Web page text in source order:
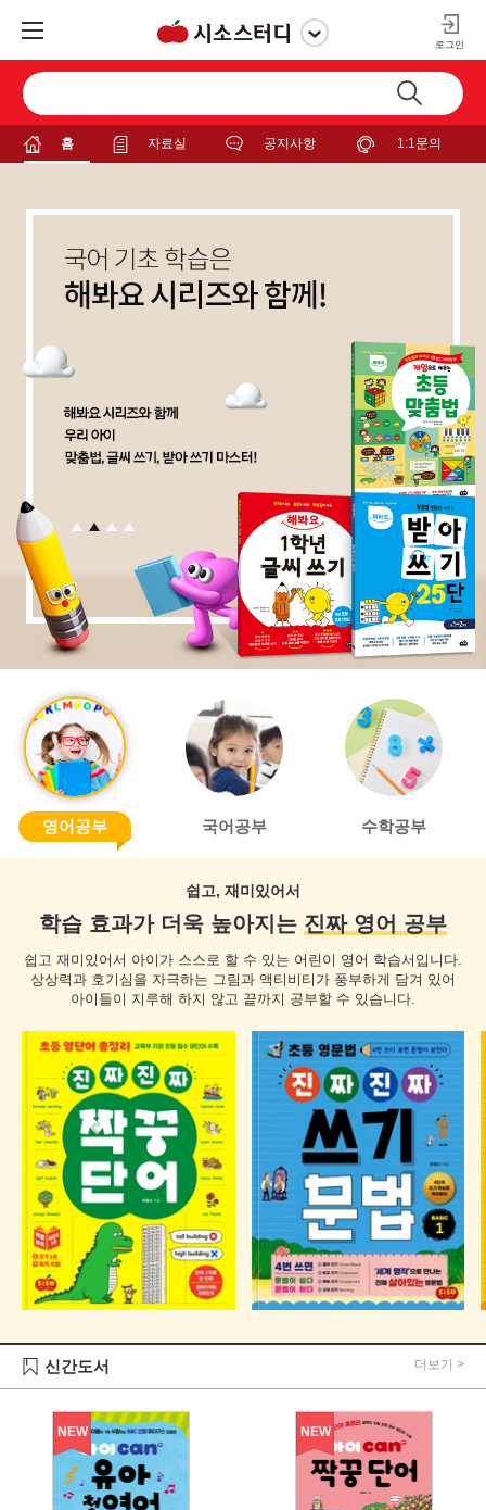
로그인
홈 자료실 공지사항 1:1문의
영어공부 국어공부 수학공부
쉽고, 재미있어서
학습 효과가 더욱 높아지는 진짜 영어 공부
쉽고 재미있어서 아이가 스스로 할 수 있는 어린이 영어 학습서입니다.
상상력과 호기심을 자극하는 그림과 액티비티가 풍부하게 담겨 있어
아이들이 지루해 하지 않고 끝까지 공부할 수 있습니다.
신간도서 더보기
NEW NEW